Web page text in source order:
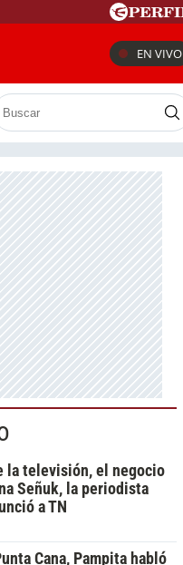
EN VIVO
la televisión, el negocio
Señuk, la periodista
a TN
Cana, Pampita habló